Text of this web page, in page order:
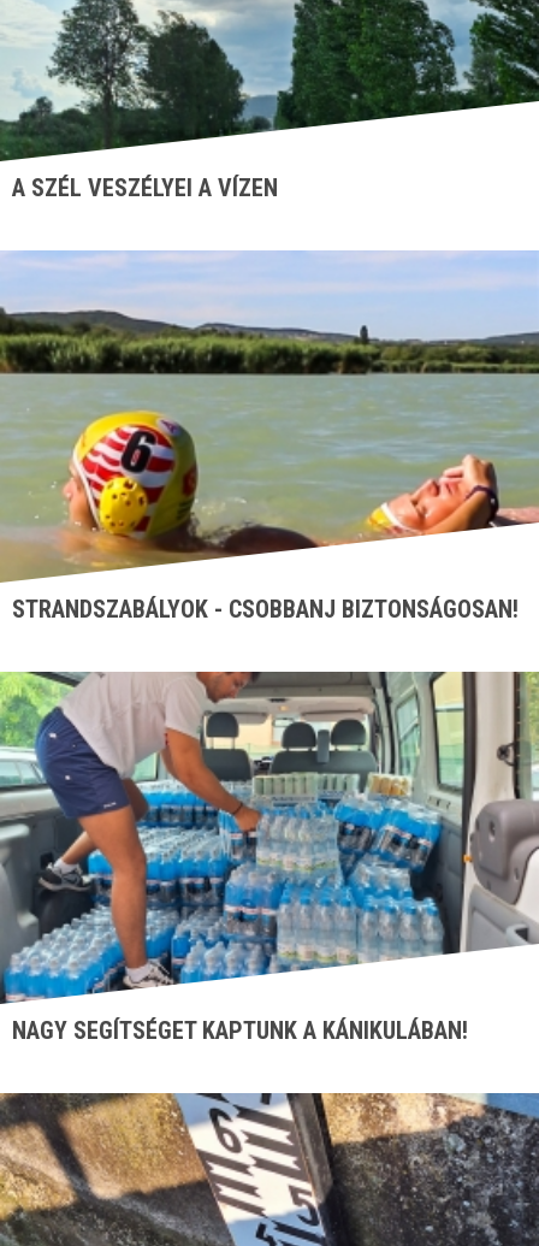
A SZÉL VESZÉLYEI A VÍZEN
STRANDSZABÁLYOK - CSOBBANJ BIZTONSÁGOSAN!
NAGY SEGÍTSÉGET KAPTUNK A KÁNIKULÁBAN!